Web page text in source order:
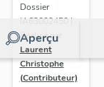
Aperçu
Dossier
IA63002450 |
Réalisé par
Laurent
Christophe
(Contributeur)